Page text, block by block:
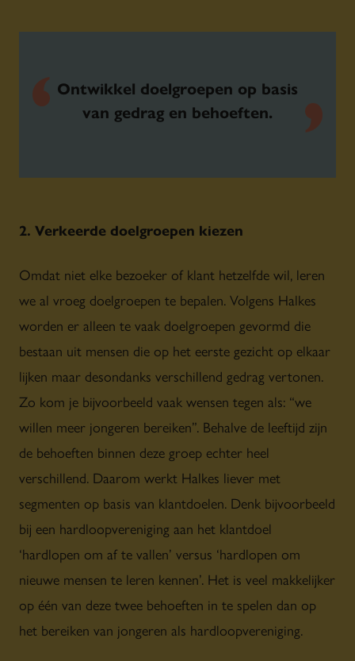
Ontwikkel doelgroepen op basis
van gedrag en behoeften.
2. Verkeerde doelgroepen kiezen
Omdat niet elke bezoeker of klant hetzelfde wil, leren
we al vroeg doelgroepen te bepalen. Volgens Halkes
worden er alleen te vaak doelgroepen gevormd die
bestaan uit mensen die op het eerste gezicht op elkaar
lijken maar desondanks verschillend gedrag vertonen.
Zo kom je bijvoorbeeld vaak wensen tegen als: “we
willen meer jongeren bereiken”. Behalve de leeftijd zijn
de behoeften binnen deze groep echter heel
verschillend. Daarom werkt Halkes liever met
segmenten op basis van klantdoelen. Denk bijvoorbeeld
bij een hardloopvereniging aan het klantdoel
‘hardlopen om af te vallen’ versus ‘hardlopen om
nieuwe mensen te leren kennen’. Het is veel makkelijker
op één van deze twee behoeften in te spelen dan op
het bereiken van jongeren als hardloopvereniging.